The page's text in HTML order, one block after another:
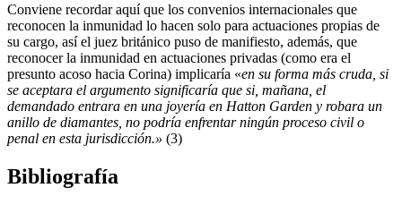
Conviene recordar aquí que los convenios internacionales que
reconocen la inmunidad lo hacen solo para actuaciones propias de
su cargo, así el juez británico puso de manifiesto, además, que
reconocer la inmunidad en actuaciones privadas (como era el
presunto acoso hacia Corina) implicaría «en su forma más cruda, si
se aceptara el argumento significaría que si, mañana, el
demandado entrara en una joyería en Hatton Garden y robara un
anillo de diamantes, no podría enfrentar ningún proceso civil o
penal en esta jurisdicción.» (3)
Bibliografía